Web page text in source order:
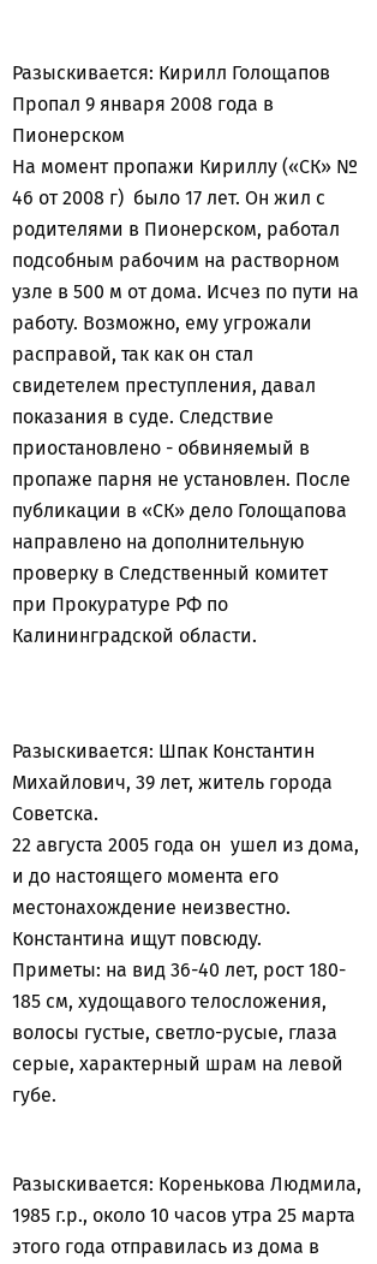
Разыскивается: Кирилл Голощапов
Пропал 9 января 2008 года в
Пионерском
На момент пропажи Кириллу («СК» №
46 от 2008 г) было 17 лет. Он жил с
родителями в Пионерском, работал
подсобным рабочим на растворном
узле в 500 м от дома. Исчез по пути на
работу. Возможно, ему угрожали
расправой, так как он стал
свидетелем преступления, давал
показания в суде. Следствие
приостановлено - обвиняемый в
пропаже парня не установлен. После
публикации в «СК» дело Голощапова
направлено на дополнительную
проверку в Следственный комитет
при Прокуратуре РФ по
Калининградской области.
Разыскивается: Шпак Константин
Михайлович, 39 лет, житель города
Советска.
22 августа 2005 года он ушел из дома,
и до настоящего момента его
местонахождение неизвестно.
Константина ищут повсюду.
Приметы: на вид 36-40 лет, рост 180-
185 см, худощавого телосложения,
волосы густые, светло-русые, глаза
серые, характерный шрам на левой
губе.
Разыскивается: Коренькова Людмила,
1985 г.р., около 10 часов утра 25 марта
этого года отправилась из дома в